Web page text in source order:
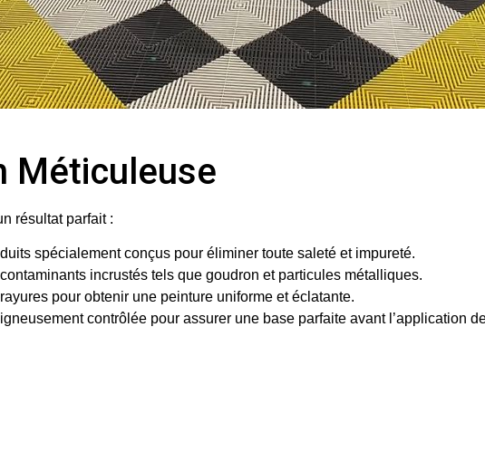
Méticuleuse
résultat parfait :
spécialement conçus pour éliminer toute saleté et impureté.
incrustés tels que goudron et particules métalliques.
pour obtenir une peinture uniforme et éclatante.
contrôlée pour assurer une base parfaite avant l’application